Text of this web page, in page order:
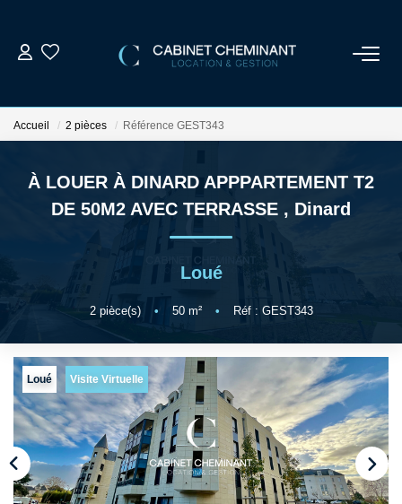
LOUER
GESTION LOCATIVE
NOS AGENCES
Qui Sommes-Nous ?
Nos Biens Loués
Nos Actualités
Accueil 2 pièces Référence GEST343
À LOUER À DINARD APPPARTEMENT T2
DE 50M2 AVEC TERRASSE , Dinard
Loué
2pièce(s) • 50m² • Réf : GEST343
Loué Visite Virtuelle